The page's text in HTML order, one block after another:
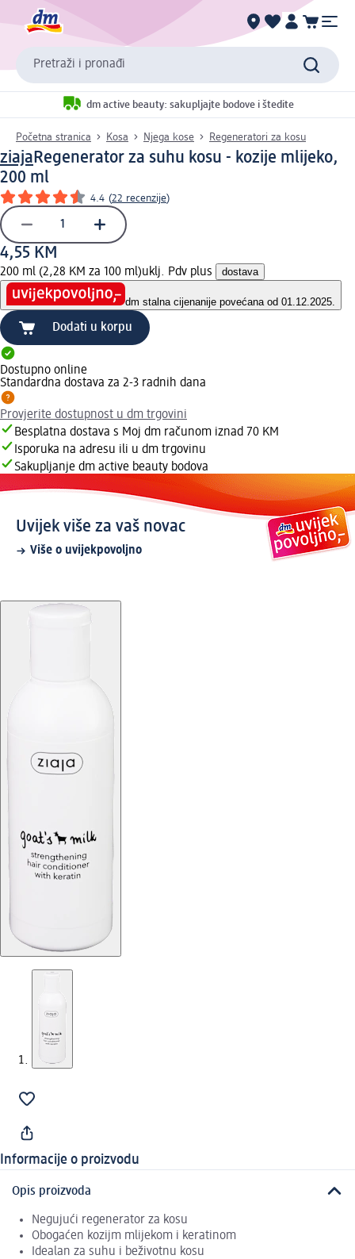
Pretraži i pronađi
dm active beauty: sakupljajte bodove i štedite
Početna stranica Kosa Njega kose Regeneratori za kosu
ziajaRegenerator za suhu kosu - kozije mlijeko,
200 ml
4.4 (22 recenzije)
4,55 KM
200 ml (2,28 KM za 100 ml)uklj. Pdv plus dostava
dm stalna cijenanije povećana od 01.12.2025.
Dodati u korpu
Dostupno online
Standardna dostava za 2-3 radnih dana
Provjerite dostupnost u dm trgovini
Besplatna dostava s Moj dm računom iznad 70 KM
Isporuka na adresu ili u dm trgovinu
Sakupljanje dm active beauty bodova
Uvijek više za vaš novac
Više o uvijekpovoljno
Informacije o proizvodu
Opis proizvoda
Negujući regenerator za kosu
Obogaćen kozijm mlijekom i keratinom
Idealan za suhu i beživotnu kosu